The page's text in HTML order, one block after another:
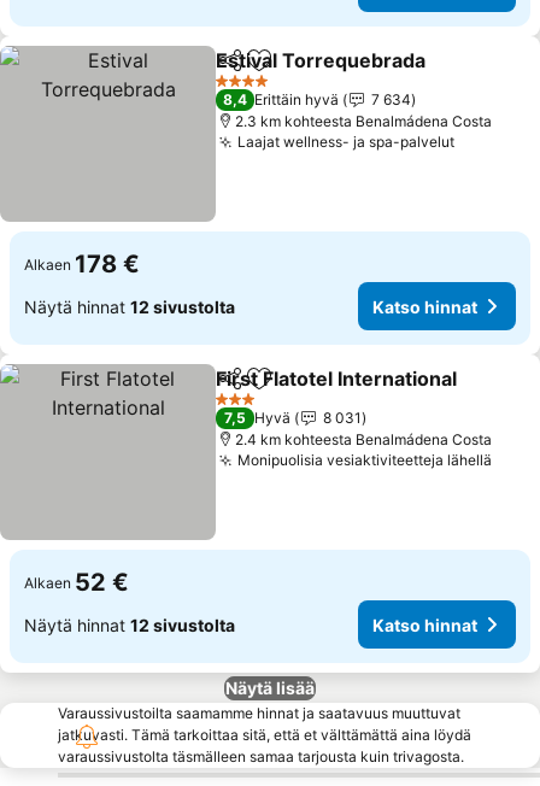
Jaa Lisää suosikkeihin
Estival Torrequebrada
4 Tähtiluokitus
8,4 Erittäin hyvä
7 634
2.3 km kohteesta Benalmádena Costa
Laajat wellness- ja spa-palvelutKatso
Alkaen 178 €
Näytä hinnat 12 sivustolta Katso hinnat
Jaa Lisää suosikkeihin
First Flatotel International
3 Tähtiluokitus
7,5 Hyvä
8 031
2.4 km kohteesta Benalmádena Costa
Monipuolisia vesiaktiviteetteja lähellä
Alkaen 52 €
Näytä hinnat 12 sivustolta Katso hinnat
Näytä lisää
Varaussivustoilta saamamme hinnat ja saatavuus muuttuvat
jatkuvasti. Tämä tarkoittaa sitä, että et välttämättä aina löydä
varaussivustolta täsmälleen samaa tarjousta kuin trivagosta.